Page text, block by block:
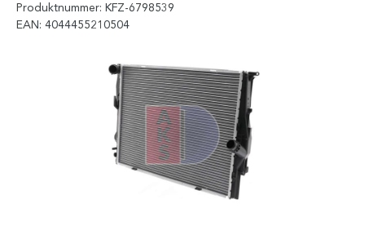
Produktnummer: KFZ-6798539
EAN: 4044455210504